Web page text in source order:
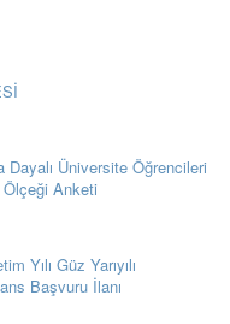
Dayalı Üniversite Öğrencileri
Anketi
Yılı Güz Yarıyılı
Başvuru İlanı